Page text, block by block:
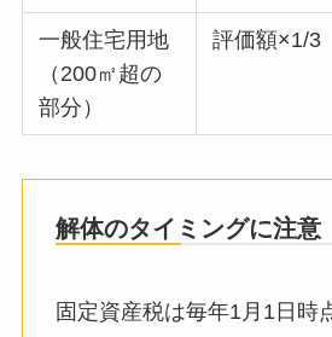
一般住宅用地
（200㎡超の
部分）
評価額×1/3
解体のタイミングに注意
固定資産税は毎年1月1日時